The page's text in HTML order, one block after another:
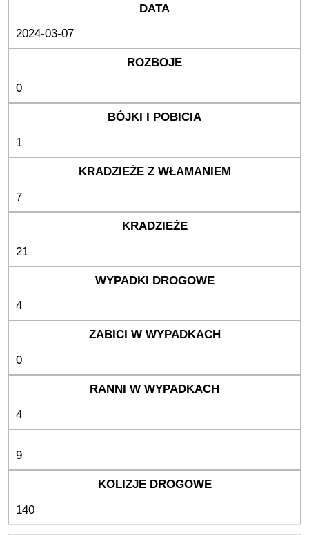
2024-03-07
0
1
7
21
4
0
4
9
140